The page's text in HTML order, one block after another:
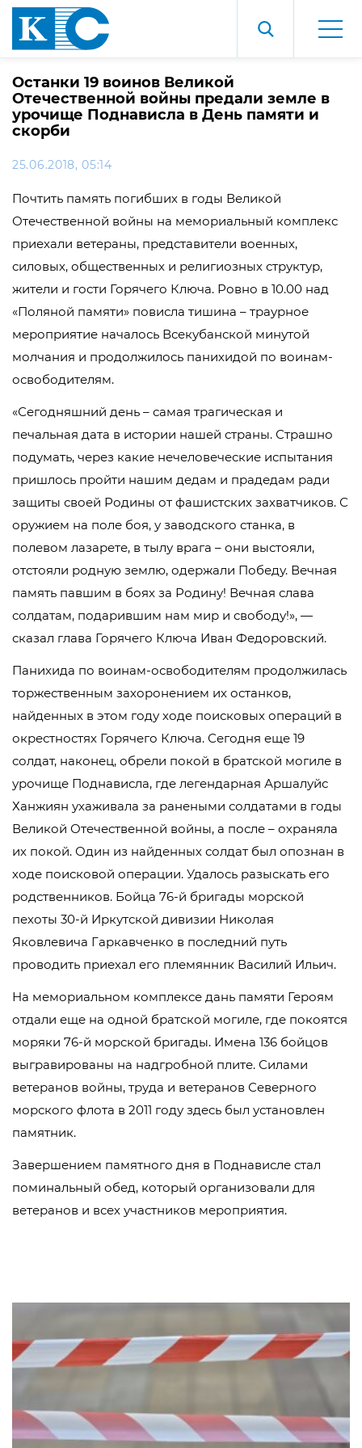
Останки 19 воинов Великой
Отечественной войны предали земле в
урочище Поднависла в День памяти и
скорби
25.06.2018, 05:14
Почтить память погибших в годы Великой
Отечественной войны на мемориальный комплекс
приехали ветераны, представители военных,
силовых, общественных и религиозных структур,
жители и гости Горячего Ключа. Ровно в 10.00 над
«Поляной памяти» повисла тишина – траурное
мероприятие началось Всекубанской минутой
молчания и продолжилось панихидой по воинам-
освободителям.
«Сегодняшний день – самая трагическая и
печальная дата в истории нашей страны. Страшно
подумать, через какие нечеловеческие испытания
пришлось пройти нашим дедам и прадедам ради
защиты своей Родины от фашистских захватчиков. С
оружием на поле боя, у заводского станка, в
полевом лазарете, в тылу врага – они выстояли,
отстояли родную землю, одержали Победу. Вечная
память павшим в боях за Родину! Вечная слава
солдатам, подарившим нам мир и свободу!», —
сказал глава Горячего Ключа Иван Федоровский.
Панихида по воинам-освободителям продолжилась
торжественным захоронением их останков,
найденных в этом году ходе поисковых операций в
окрестностях Горячего Ключа. Сегодня еще 19
солдат, наконец, обрели покой в братской могиле в
урочище Поднависла, где легендарная Аршалуйс
Ханжиян ухаживала за ранеными солдатами в годы
Великой Отечественной войны, а после – охраняла
их покой. Один из найденных солдат был опознан в
ходе поисковой операции. Удалось разыскать его
родственников. Бойца 76-й бригады морской
пехоты 30-й Иркутской дивизии Николая
Яковлевича Гаркавченко в последний путь
проводить приехал его племянник Василий Ильич.
На мемориальном комплексе дань памяти Героям
отдали еще на одной братской могиле, где покоятся
моряки 76-й морской бригады. Имена 136 бойцов
выгравированы на надгробной плите. Силами
ветеранов войны, труда и ветеранов Северного
морского флота в 2011 году здесь был установлен
памятник.
Завершением памятного дня в Поднависле стал
поминальный обед, который организовали для
ветеранов и всех участников мероприятия.